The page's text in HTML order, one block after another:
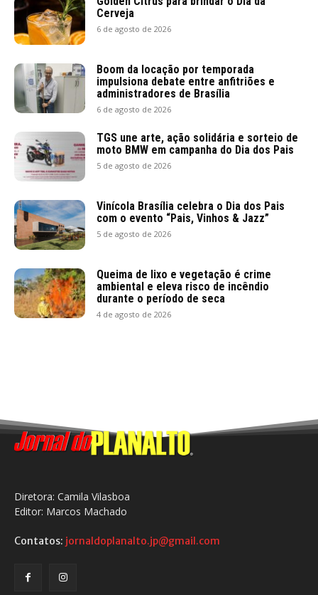
Cerveja
6 de agosto de 2026
Boom da locação por temporada
impulsiona debate entre anfitriões e
administradores de Brasília
6 de agosto de 2026
TGS une arte, ação solidária e sorteio de
moto BMW em campanha do Dia dos Pais
5 de agosto de 2026
Vinícola Brasília celebra o Dia dos Pais
com o evento “Pais, Vinhos & Jazz”
5 de agosto de 2026
Queima de lixo e vegetação é crime
ambiental e eleva risco de incêndio
durante o período de seca
4 de agosto de 2026
Diretora: Camila Vilasboa
Editor: Marcos Machado
Contatos: jornaldoplanalto.jp@gmail.com